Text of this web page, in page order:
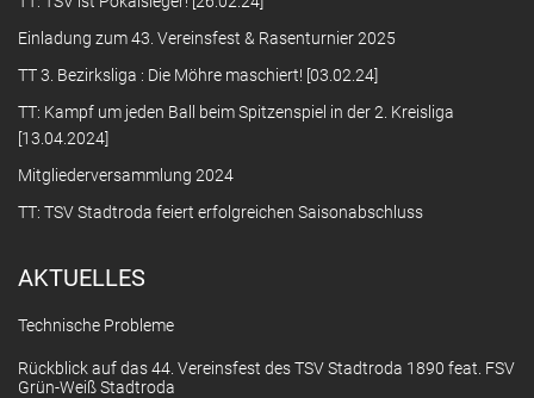
Einladung zum 43. Vereinsfest & Rasenturnier 2025
TT 3. Bezirksliga : Die Möhre maschiert! [03.02.24]
TT: Kampf um jeden Ball beim Spitzenspiel in der 2. Kreisliga
[13.04.2024]
Mitgliederversammlung 2024
TT: TSV Stadtroda feiert erfolgreichen Saisonabschluss
AKTUELLES
Technische Probleme
Rückblick auf das 44. Vereinsfest des TSV Stadtroda 1890 feat. FSV
Grün-Weiß Stadtroda